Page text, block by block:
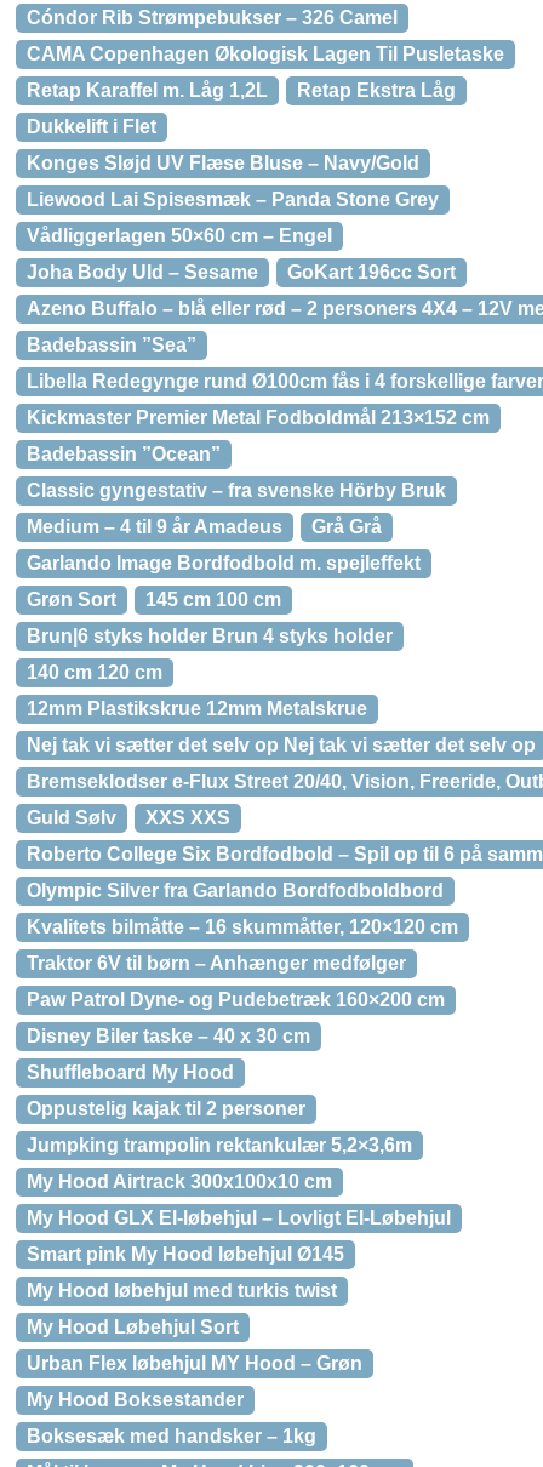
Cóndor Rib Strømpebukser – 326 Camel
CAMA Copenhagen Økologisk Lagen Til Pusletaske
Retap Karaffel m. Låg 1,2L
Retap Ekstra Låg
Dukkelift i Flet
Konges Sløjd UV Flæse Bluse – Navy/Gold
Liewood Lai Spisesmæk – Panda Stone Grey
Vådliggerlagen 50×60 cm – Engel
Joha Body Uld – Sesame
GoKart 196cc Sort
Azeno Buffalo – blå eller rød – 2 personers 4X4 – 12V
Badebassin ”Sea”
Libella Redegynge rund Ø100cm fås i 4 forskellige
Kickmaster Premier Metal Fodboldmål 213×152 cm
Badebassin ”Ocean”
Classic gyngestativ – fra svenske Hörby Bruk
Medium – 4 til 9 år Amadeus
Grå Grå
Garlando Image Bordfodbold m. spejleffekt
Grøn Sort
145 cm 100 cm
Brun|6 styks holder Brun 4 styks holder
140 cm 120 cm
12mm Plastikskrue 12mm Metalskrue
Nej tak vi sætter det selv op Nej tak vi sætter det selv op
Bremseklodser e-Flux Street 20/40, Vision, Freeride,
Guld Sølv
XXS XXS
Roberto College Six Bordfodbold – Spil op til 6 på
Olympic Silver fra Garlando Bordfodboldbord
Kvalitets bilmåtte – 16 skummåtter, 120×120 cm
Traktor 6V til børn – Anhænger medfølger
Paw Patrol Dyne- og Pudebetræk 160×200 cm
Disney Biler taske – 40 x 30 cm
Shuffleboard My Hood
Oppustelig kajak til 2 personer
Jumpking trampolin rektankulær 5,2×3,6m
My Hood Airtrack 300x100x10 cm
My Hood GLX El-løbehjul – Lovligt El-Løbehjul
Smart pink My Hood løbehjul Ø145
My Hood løbehjul med turkis twist
My Hood Løbehjul Sort
Urban Flex løbehjul MY Hood – Grøn
My Hood Boksestander
Boksesæk med handsker – 1kg